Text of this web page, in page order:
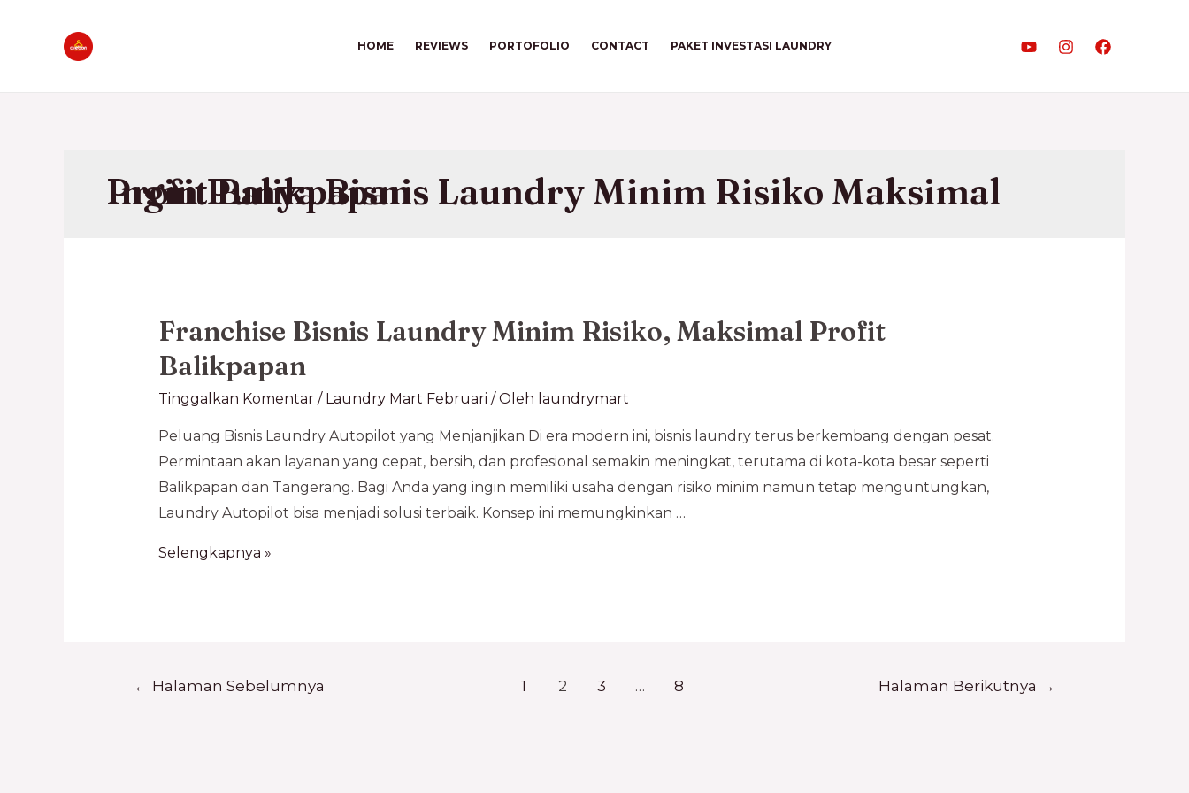
HOME REVIEWS PORTOFOLIO CONTACT PAKET INVESTASI LAUNDRY
Ingin Punya Bisnis Laundry Minim Risiko Maksimal Profit Balikpapan
Franchise Bisnis Laundry Minim Risiko, Maksimal Profit
Balikpapan
Tinggalkan Komentar / Laundry Mart Februari / Oleh laundrymart
Peluang Bisnis Laundry Autopilot yang Menjanjikan Di era modern ini, bisnis laundry terus berkembang dengan pesat.
Permintaan akan layanan yang cepat, bersih, dan profesional semakin meningkat, terutama di kota-kota besar seperti
Balikpapan dan Tangerang. Bagi Anda yang ingin memiliki usaha dengan risiko minim namun tetap menguntungkan,
Laundry Autopilot bisa menjadi solusi terbaik. Konsep ini memungkinkan …
Selengkapnya »
← Halaman Sebelumnya 1 2 3 … 8 Halaman Berikutnya →